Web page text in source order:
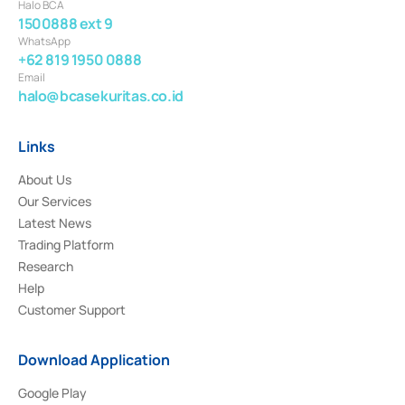
Halo BCA
1500888 ext 9
WhatsApp
+62 819 1950 0888
Email
halo@bcasekuritas.co.id
Links
About Us
Our Services
Latest News
Trading Platform
Research
Help
Customer Support
Download Application
Google Play